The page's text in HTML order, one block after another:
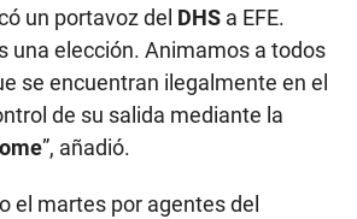
un portavoz del DHS a EFE.
una elección. Animamos a todos
se encuentran ilegalmente en el
de su salida mediante la
”, añadió.
el martes por agentes del